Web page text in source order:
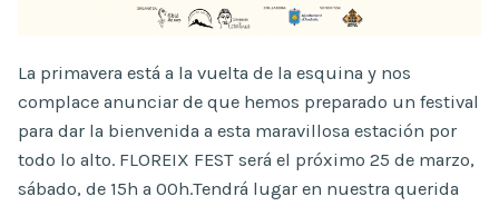
La primavera está a la vuelta de la esquina y nos
complace anunciar de que hemos preparado un festival
para dar la bienvenida a esta maravillosa estación por
todo lo alto. FLOREIX FEST será el próximo 25 de marzo,
sábado, de 15h a 00h.Tendrá lugar en nuestra querida